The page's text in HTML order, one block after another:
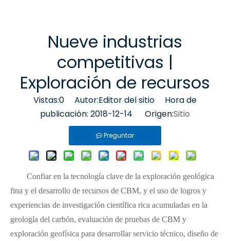
Nueve industrias
competitivas |
Exploración de recursos
Vistas:0 Autor:Editor del sitio Hora de
publicación: 2018-12-14 Origen:Sitio
Preguntar
Confiar en la tecnología clave de la exploración geológica
fina y el desarrollo de recursos de CBM, y el uso de logros y
experiencias de investigación científica rica acumuladas en la
geología del carbón, evaluación de pruebas de CBM y
exploración geofísica para desarrollar servicio técnico, diseño de